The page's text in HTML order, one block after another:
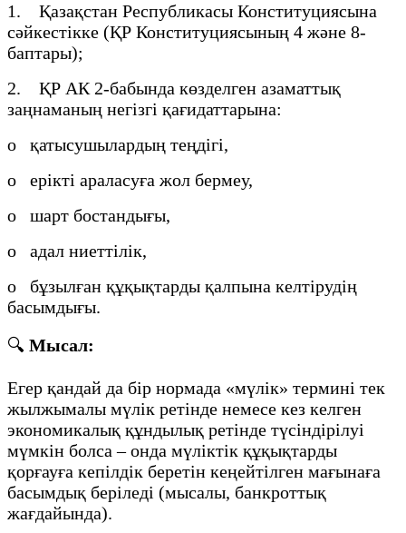
1. Қазақстан Республикасы Конституциясына
сәйкестікке (ҚР Конституциясының 4 және 8-
баптары);
2. ҚР АК 2-бабында көзделген азаматтық
заңнаманың негізгі қағидаттарына:
o қатысушылардың теңдігі,
o ерікті араласуға жол бермеу,
o шарт бостандығы,
o адал ниеттілік,
o бұзылған құқықтарды қалпына келтірудің
басымдығы.
🔍 Мысал:
Егер қандай да бір нормада «мүлік» термині тек
жылжымалы мүлік ретінде немесе кез келген
экономикалық құндылық ретінде түсіндірілуі
мүмкін болса – онда мүліктік құқықтарды
қорғауға кепілдік беретін кеңейтілген мағынаға
басымдық беріледі (мысалы, банкроттық
жағдайында).